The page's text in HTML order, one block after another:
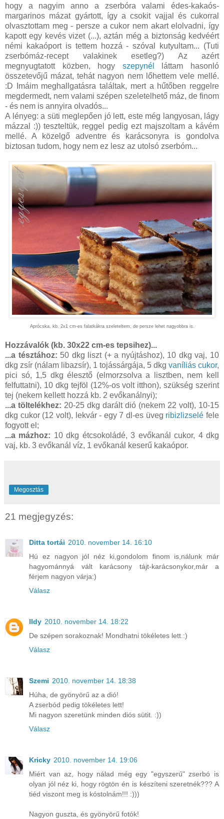
hogy a nagyim anno a zserbóra valami édes-kakaós-
margarinos mázat gyártott, így a csokit vajjal és cukorral
olvasztottam meg - persze a cukor nem akart elolvadni, így
kapott egy kevés vizet (...), aztán még a biztonság kedvéért
némi kakaóport is tettem hozzá - szóval kutyultam... (Tuti
zserbómáz-recept valakinek esetleg?) Az azért
megnyugtatott közben, hogy szepynél
láttam hasonló
összetevőjű mázat, tehát nagyon nem lőhettem vele mellé.
:D Imáim meghallgatásra találtak, mert a hűtőben reggelre
megdermedt, nem valami szépen szeletelhető máz, de finom
- és nem is annyira olvadós...
A lényeg: a süti meglepően jó lett, este még langyosan, lágy
mázzal :)) teszteltük, reggel pedig ezt majszoltam a kávém
mellé. A közelgő adventre és karácsonyra is gondolva
biztosan tudom, hogy nem ez lesz az utolsó zserbóm...
Aprócska, kb. 2x1 cm-es falatkákra szeleteltem, de persze lehet nagyobbra is.
Hozzávalók (kb. 30x22 cm-es tepsihez)...
...a tésztához: 50 dkg liszt (+ a nyújtáshoz), 10 dkg vaj, 10
dkg zsír (nálam libazsír), 1 tojássárgája, 5 dkg vaníliás cukor,
pici só, 1,5 dkg élesztő (elmorzsolva a lisztben, nem kell
felfuttatni), 10 dkg tejföl (12%-os volt itthon), szükség szerint
tej (nekem kellett hozzá kb. 2 evőkanálnyi);
...a töltelékhez: 20-25 dkg darált dió (nekem 22 volt), 10-15
dkg cukor (12 volt), lekvár - egy 7 dl-es üveg ribizlizselé fele
fogyott el;
...a mázhoz: 10 dkg étcsokoládé, 3 evőkanál cukor, 4 dkg
vaj, kb. 3 evőkanál víz, 1 evőkanál keserű kakaópor.
Megosztás
21 megjegyzés:
Ditta tortái 2010. november 14. 16:10
Hú ez nagyon jól néz ki,gondolom finom is,nálunk már
hagyománnyá vált karácsony tájt-karácsonykor,már a
férjem nagyon várja:)
Válasz
Ildy 2010. november 14. 18:22
De szépen sorakoznak! Mondhatni tökéletes lett.:)
Válasz
Szemi 2010. november 14. 18:38
Húha, de gyönyörű az a dió!
A zserbód pedig tökéletes lett!
Mi nagyon szeretünk minden diós sütit. :))
Válasz
Kricky 2010. november 14. 19:06
Miért van az, hogy nálad még egy "egyszerű" zserbó is
olyan jól néz ki, hogy rögtön én is készíteni szeretnék??? A
tiéd viszont meg is kóstolnám!!! :)))
Nagyon guszta, és gyönyörű fotók!